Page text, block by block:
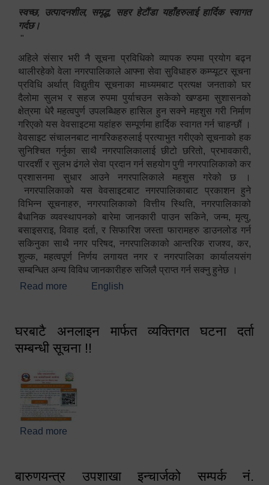
स्वच्छ, उत्पादनशील, समृद्ध, सहर हेटौंडा यहाँहरुलाई हार्दिक स्वागत
गर्दछ।
"
अहिले संसार भरी नै सूचना प्रविधिको व्यापक रुपमा प्रयोग बढ्न
थालीरहेको वेला नगरपालिकाले आफ्ना सेवा सुविधाहरु कम्प्यूटर सूचना
प्रविधि अर्थात् विद्युतीय सूचनाका माध्यमबाट प्रत्यक्ष जनताको घर
दैलोमा सुलभ र सहज रुपमा पुर्याचउन सकेको खण्डमा सुशासनको
क्षेत्रमा धेरै महत्वपुर्ण उपलब्धिहरु हासिल हुन सक्ने महशुस गरी निर्माण
गरिएको यस वेवसाइटमा यहांहरु सम्पूर्णमा हार्दिक स्वागत गर्न चाहन्छौं ।
वेवसाइट संचालनबाट नागरिकहरुलाई प्रत्याभुत गरीएको सूचनाको हक
सुनिश्चित गर्नुका साथै नगरपालिकालाई छीटो छरितो, प्रभावकारी,
पारदर्शी र सुलभ ढंगले सेवा प्रदान गर्न सहयोग पुगी नगरपालिकाको कर
प्रशासनमा सुधार आउने नगरपालिकाले महशुस गरेको छ ।
नगरपालिकाको यस वेवसाइटबाट नगरपालिकाबाट प्रकाशन हुने
विभिन्न सूचनाहरु, नगरपालिकाको वित्तीय स्थिति, नगरपालिकाको
बैधानिक व्यवस्थापनको बारेमा जानकारी पाउन सकिने, जन्म, मृत्यु,
बसाइसराइ, विवाह दर्ता, र सिफारिश जस्ता फारामहरु डाउनलोड गर्न
सकिनुका साथै नगर परिषद, नगरपालिकाको आन्तरिक राजश्व, कर,
शुल्क, महत्वपूर्ण निर्णय लगायत नगर र नगरपालिका कार्यालयसंग
सम्बन्धित अन्य विविध जानकारीहरु सजिलै प्राप्त गर्न सक्नु हुनेछ ।
Read more about स्वागतम!!!
English
घरबाटै अनलाइन मार्फत व्यक्तिगत घटना दर्ता
सम्बन्धी सूचना !!
Read more
बारुणयन्त्र उपशाखा इन्चार्जको सम्पर्क नं.